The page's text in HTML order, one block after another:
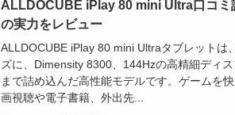
ALLDOCUBE iPlay 80 mini Ultra口コミ
の実力をレビュー
ALLDOCUBE iPlay 80 mini Ultraタブレットは
ズに、Dimensity 8300、144Hzの高精細ディ
まで詰め込んだ高性能モデルです。ゲームを
画視聴や電子書籍、外出先...